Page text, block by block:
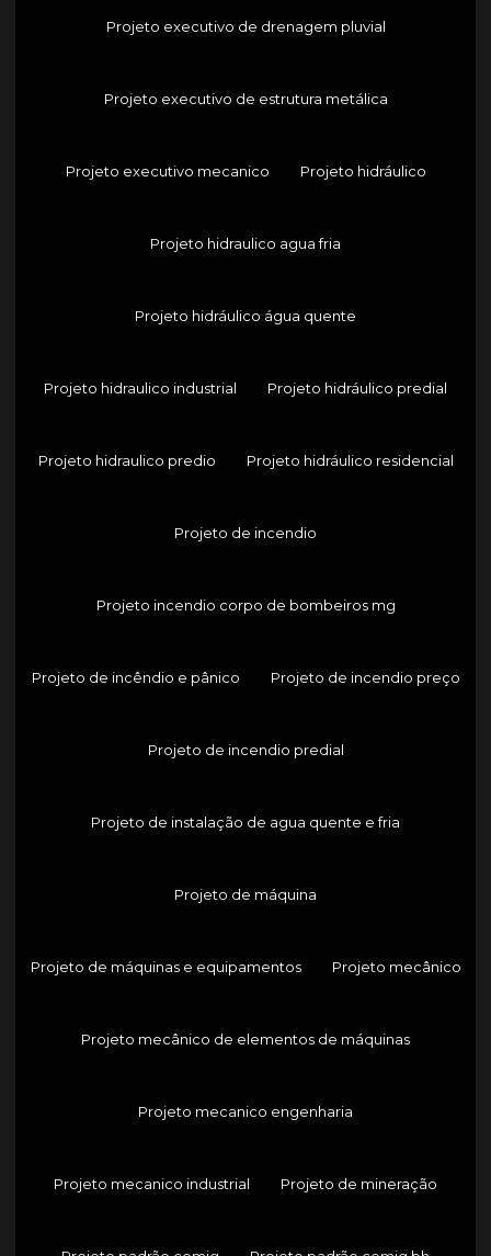
Projeto executivo de drenagem pluvial
Projeto executivo de estrutura metálica
Projeto executivo mecanico Projeto hidráulico
Projeto hidraulico agua fria
Projeto hidráulico água quente
Projeto hidraulico industrial Projeto hidráulico predial
Projeto hidraulico predio Projeto hidráulico residencial
Projeto de incendio
Projeto incendio corpo de bombeiros mg
Projeto de incêndio e pânico Projeto de incendio preço
Projeto de incendio predial
Projeto de instalação de agua quente e fria
Projeto de máquina
Projeto de máquinas e equipamentos Projeto mecânico
Projeto mecânico de elementos de máquinas
Projeto mecanico engenharia
Projeto mecanico industrial Projeto de mineração